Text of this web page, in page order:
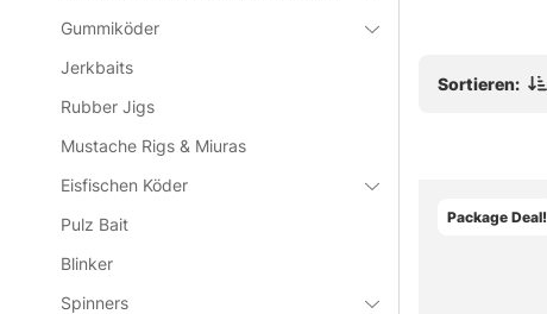
Gummiköder
Jerkbaits
Rubber Jigs
Mustache Rigs & Miuras
Eisfischen Köder
Pulz Bait
Blinker
Spinners
Sortieren:
Package Deal!